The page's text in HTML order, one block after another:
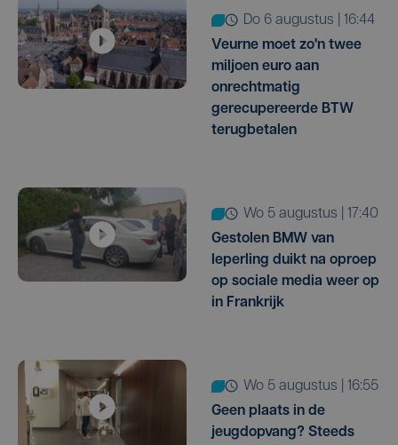
do 6 augustus | 16:44
Veurne moet zo'n twee
miljoen euro aan
onrechtmatig
gerecupereerde BTW
terugbetalen
wo 5 augustus | 17:40
Gestolen BMW van
Ieperling duikt na oproep
op sociale media weer op
in Frankrijk
wo 5 augustus | 16:55
Geen plaats in de
jeugdopvang? Steeds